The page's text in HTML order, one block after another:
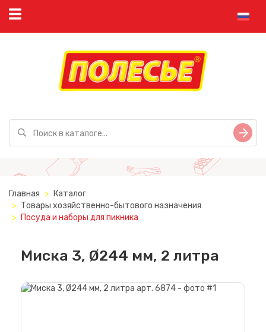
Главная
Каталог
Товары хозяйственно-бытового назначения
Посуда и наборы для пикника
Миска 3, Ø244 мм, 2 литра